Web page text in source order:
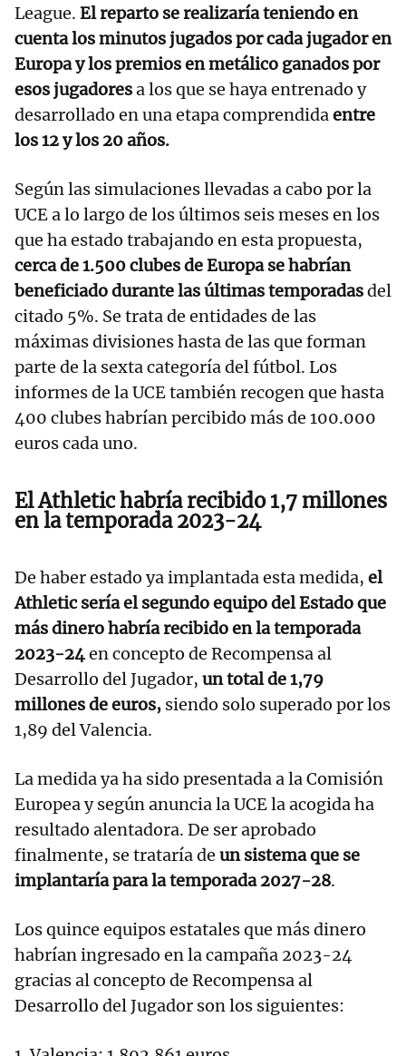
League. El reparto se realizaría teniendo en
cuenta los minutos jugados por cada jugador en
Europa y los premios en metálico ganados por
esos jugadoresa los que se haya entrenado y
desarrollado en una etapa comprendidaentre
los 12 y los 20 años.
Según las simulaciones llevadas a cabo por la
UCE a lo largo de los últimos seis meses en los
que ha estado trabajando en esta propuesta,
cerca de 1.500 clubes de Europa se habrían
beneficiado durante las últimas temporadasdel
citado 5%. Se trata de entidades de las
máximas divisiones hasta de las que forman
parte de la sexta categoría del fútbol. Los
informes de la UCE también recogen que hasta
400 clubes habrían percibido más de 100.000
euros cada uno.
El Athletic habría recibido 1,7 millones
en la temporada 2023-24
De haber estado ya implantada esta medida, el
Athletic sería el segundo equipo del Estado que
más dinero habría recibido en la temporada
2023-24en concepto de Recompensa al
Desarrollo del Jugador, un total de 1,79
millones de euros, siendo solo superado por los
1,89 del Valencia.
La medida ya ha sido presentada a la Comisión
Europea y según anuncia la UCE la acogida ha
resultado alentadora. De ser aprobado
finalmente, se trataría de un sistema que se
implantaría para la temporada 2027-28.
Los quince equipos estatales que más dinero
habrían ingresado en la campaña 2023-24
gracias al concepto de Recompensa al
Desarrollo del Jugador son los siguientes: